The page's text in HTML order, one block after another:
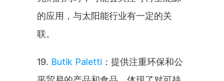
的应用，与太阳能行业有一定的关
联。
19. Butik Paletti ：提供注重环保和公